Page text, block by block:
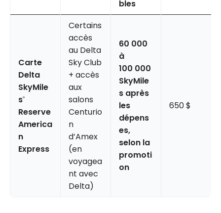
bles
Carte
Delta
SkyMile
s®
Reserve
America
n
Express
Certains
accès
au Delta
Sky Club
+ accès
aux
salons
Centurio
n
d’Amex
(en
voyagea
nt avec
Delta)
60 000
à
100 000
SkyMile
s après
les
dépens
es,
selon la
promoti
on
650 $